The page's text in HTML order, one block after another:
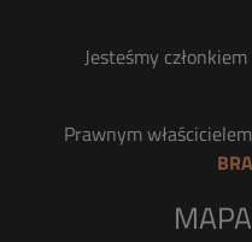
Jesteśmy członkiem
Prawnym właścicielem